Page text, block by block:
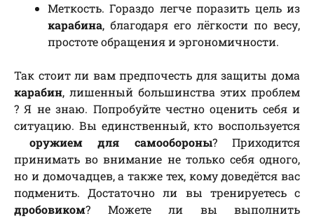
Меткость. Гораздо легче поразить цель из
карабина, благодаря его лёгкости по весу,
простоте обращения и эргономичности.
Так стоит ли вам предпочесть для защиты дома
карабин, лишенный большинства этих проблем
? Я не знаю. Попробуйте честно оценить себя и
ситуацию. Вы единственный, кто воспользуется
оружием для самообороны? Приходится
принимать во внимание не только себя одного,
но и домочадцев, а также тех, кому доведётся вас
подменить. Достаточно ли вы тренируетесь с
дробовиком? Можете ли вы выполнить